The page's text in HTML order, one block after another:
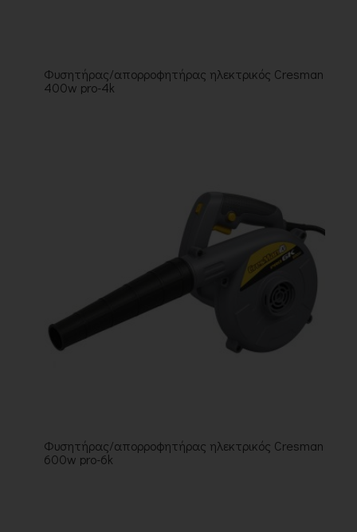
Φυσητήρας/απορροφητήρας ηλεκτρικός Cresman
400w pro-4k
Φυσητήρας/απορροφητήρας ηλεκτρικός Cresman
600w pro-6k